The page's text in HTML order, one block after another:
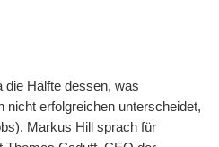
am Markt. Welche
Zeit gemacht und was sind Ihre
Jahre? Wolk: Ganz am Anfang
Problemen zu kämpfen, da
die Hälfte dessen, was
nicht erfolgreichen unterscheidet,
Markus Hill sprach für